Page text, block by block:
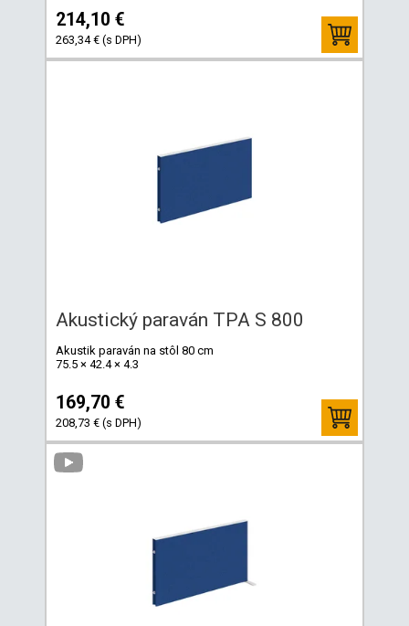
214,10 €
263,34 € (s DPH)
Akustický paraván TPA S 800
Akustik paraván na stôl 80 cm
75.5 × 42.4 × 4.3
169,70 €
208,73 € (s DPH)